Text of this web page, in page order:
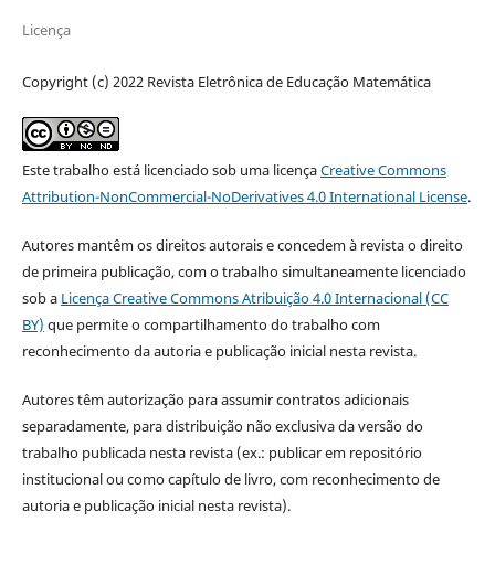
Licença
Copyright (c) 2022 Revista Eletrônica de Educação Matemática
Este trabalho está licenciado sob uma licençaCreative Commons
Attribution-NonCommercial-NoDerivatives 4.0 International License.
Autores mantêm os direitos autorais e concedem à revista o direito
de primeira publicação, com o trabalho simultaneamente licenciado
sob a Licença Creative Commons Atribuição 4.0 Internacional (CC
BY) que permite o compartilhamento do trabalho com
reconhecimento da autoria e publicação inicial nesta revista.
Autores têm autorização para assumir contratos adicionais
separadamente, para distribuição não exclusiva da versão do
trabalho publicada nesta revista (ex.: publicar em repositório
institucional ou como capítulo de livro, com reconhecimento de
autoria e publicação inicial nesta revista).